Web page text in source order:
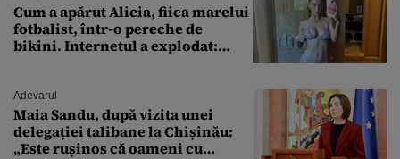
Cum a apărut Alicia, fiica marelui
fotbalist, într-o pereche de
bikini. Internetul a explodat:
Adevarul
Maia Sandu, după vizita unei
delegației talibane la Chișinău:
„Este rușinos că oameni cu